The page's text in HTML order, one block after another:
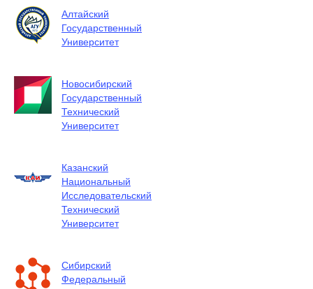
Алтайский
Государственный
Университет
Новосибирский
Государственный
Технический
Университет
Казанский
Национальный
Исследовательский
Технический
Университет
Сибирский
Федеральный